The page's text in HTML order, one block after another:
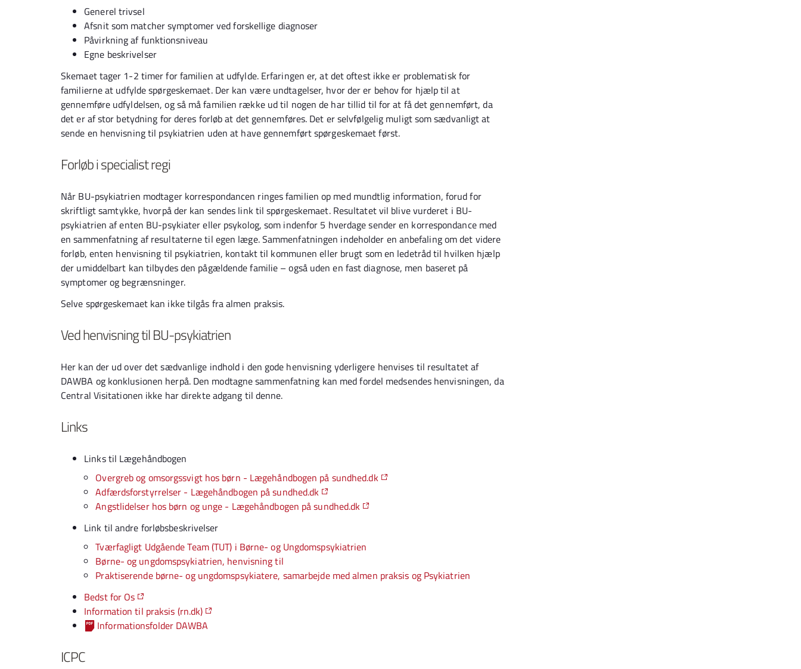
Generel trivsel
Afsnit som matcher symptomer ved forskellige diagnoser
Påvirkning af funktionsniveau
Egne beskrivelser
Skemaet tager 1-2 timer for familien at udfylde. Erfaringen er, at det oftest ikke er problematisk for
familierne at udfylde spørgeskemaet. Der kan være undtagelser, hvor der er behov for hjælp til at
gennemføre udfyldelsen, og så må familien række ud til nogen de har tillid til for at få det gennemført, da
det er af stor betydning for deres forløb at det gennemføres. Det er selvfølgelig muligt som sædvanligt at
sende en henvisning til psykiatrien uden at have gennemført spørgeskemaet først.
Forløb i specialist regi
Når BU-psykiatrien modtager korrespondancen ringes familien op med mundtlig information, forud for
skriftligt samtykke, hvorpå der kan sendes link til spørgeskemaet. Resultatet vil blive vurderet i BU-
psykiatrien af enten BU-psykiater eller psykolog, som indenfor 5 hverdage sender en korrespondance med
en sammenfatning af resultaterne til egen læge. Sammenfatningen indeholder en anbefaling om det videre
forløb, enten henvisning til psykiatrien, kontakt til kommunen eller brugt som en ledetråd til hvilken hjælp
der umiddelbart kan tilbydes den pågældende familie – også uden en fast diagnose, men baseret på
symptomer og begrænsninger.
Selve spørgeskemaet kan ikke tilgås fra almen praksis.
Ved henvisning til BU-psykiatrien
Her kan der ud over det sædvanlige indhold i den gode henvisning yderligere henvises til resultatet af
DAWBA og konklusionen herpå. Den modtagne sammenfatning kan med fordel medsendes henvisningen, da
Central Visitationen ikke har direkte adgang til denne.
Links
Links til Lægehåndbogen
Overgreb og omsorgssvigt hos børn - Lægehåndbogen på sundhed.dk
Adfærdsforstyrrelser - Lægehåndbogen på sundhed.dk
Angstlidelser hos børn og unge - Lægehåndbogen på sundhed.dk
Link til andre forløbsbeskrivelser
Tværfagligt Udgående Team (TUT) i Børne- og Ungdomspsykiatrien
Børne- og ungdomspsykiatrien, henvisning til
Praktiserende børne- og ungdomspsykiatere, samarbejde med almen praksis og Psykiatrien
Bedst for Os
Information til praksis (rn.dk)
Informationsfolder DAWBA
ICPC